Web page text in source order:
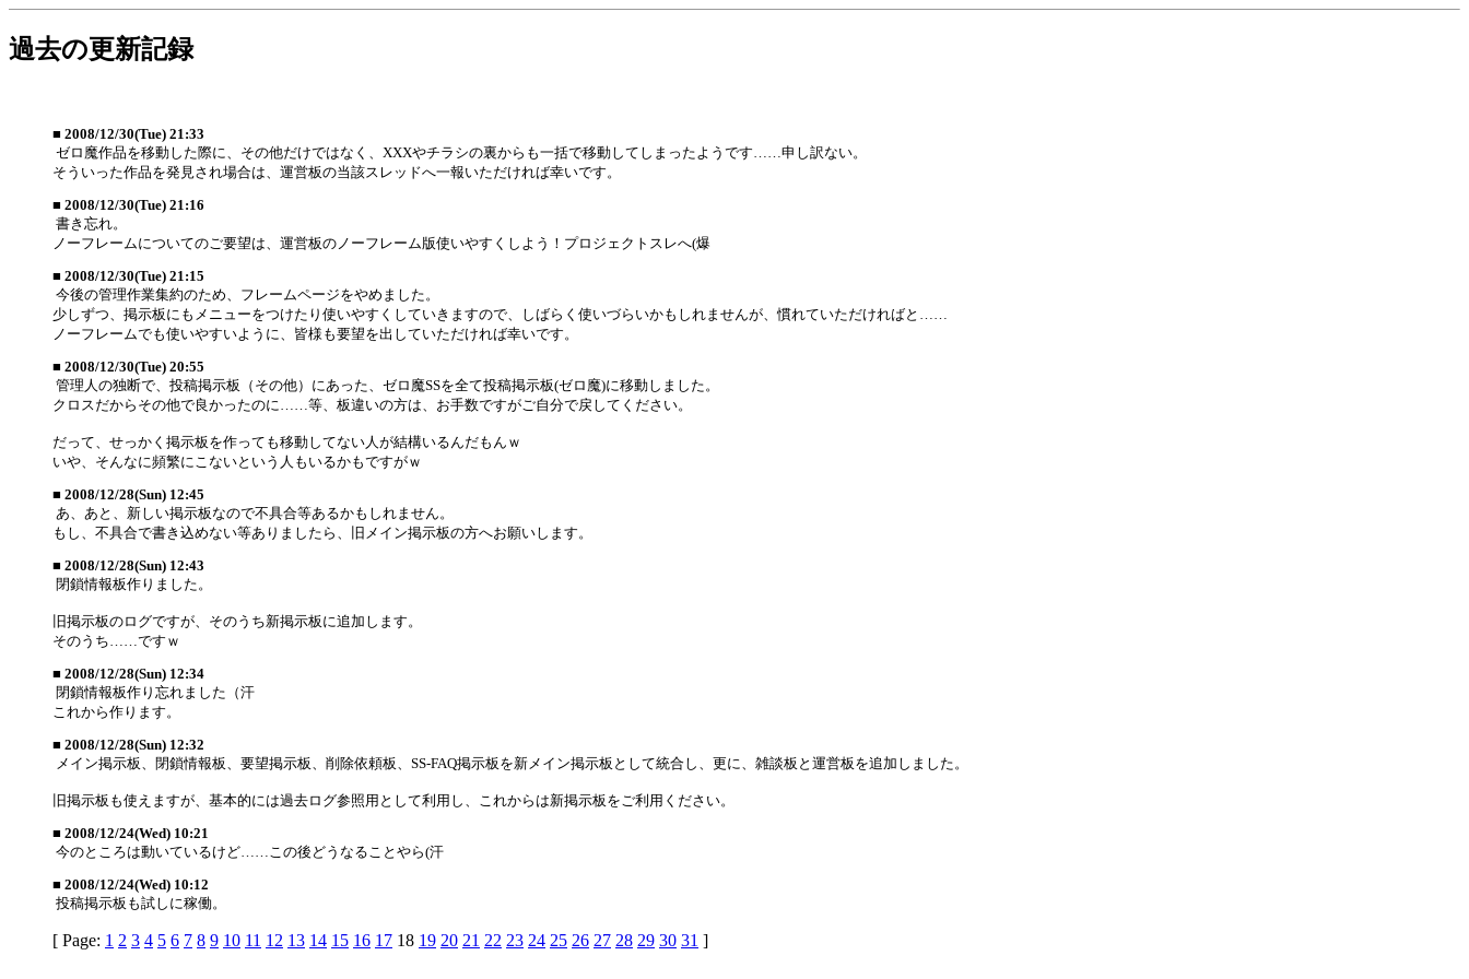
過去の更新記録
■ 2008/12/30(Tue) 21:33
ゼロ魔作品を移動した際に、その他だけではなく、XXXやチラシの裏からも一括で移動してしまったようです……申し訳ない。
そういった作品を発見され場合は、運営板の当該スレッドへ一報いただければ幸いです。
■ 2008/12/30(Tue) 21:16
書き忘れ。
ノーフレームについてのご要望は、運営板のノーフレーム版使いやすくしよう！プロジェクトスレへ(爆
■ 2008/12/30(Tue) 21:15
今後の管理作業集約のため、フレームページをやめました。
少しずつ、掲示板にもメニューをつけたり使いやすくしていきますので、しばらく使いづらいかもしれませんが、慣れていただければと……
ノーフレームでも使いやすいように、皆様も要望を出していただければ幸いです。
■ 2008/12/30(Tue) 20:55
管理人の独断で、投稿掲示板（その他）にあった、ゼロ魔SSを全て投稿掲示板(ゼロ魔)に移動しました。
クロスだからその他で良かったのに……等、板違いの方は、お手数ですがご自分で戻してください。
だって、せっかく掲示板を作っても移動してない人が結構いるんだもんｗ
いや、そんなに頻繁にこないという人もいるかもですがｗ
■ 2008/12/28(Sun) 12:45
あ、あと、新しい掲示板なので不具合等あるかもしれません。
もし、不具合で書き込めない等ありましたら、旧メイン掲示板の方へお願いします。
■ 2008/12/28(Sun) 12:43
閉鎖情報板作りました。
旧掲示板のログですが、そのうち新掲示板に追加します。
そのうち……ですｗ
■ 2008/12/28(Sun) 12:34
閉鎖情報板作り忘れました（汗
これから作ります。
■ 2008/12/28(Sun) 12:32
メイン掲示板、閉鎖情報板、要望掲示板、削除依頼板、SS-FAQ掲示板を新メイン掲示板として統合し、更に、雑談板と運営板を追加しました。
旧掲示板も使えますが、基本的には過去ログ参照用として利用し、これからは新掲示板をご利用ください。
■ 2008/12/24(Wed) 10:21
今のところは動いているけど……この後どうなることやら(汗
■ 2008/12/24(Wed) 10:12
投稿掲示板も試しに稼働。
[ Page: 1 2 3 4 5 6 7 8 9 10 11 12 13 14 15 16 17 18 19 20 21 22 23 24 25 26 27 28 29 30 31 ]